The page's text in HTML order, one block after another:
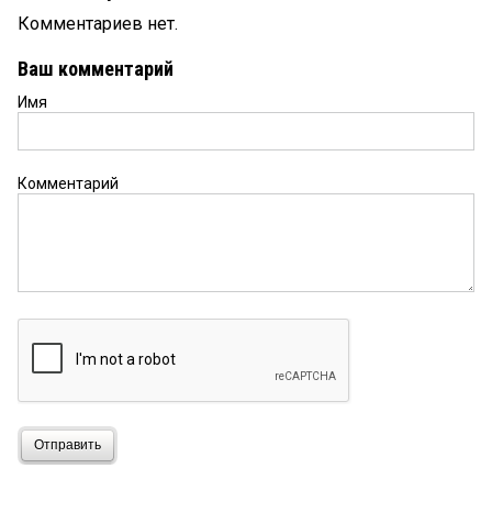
Комментариев нет.
Ваш комментарий
Имя
Комментарий
Отправить